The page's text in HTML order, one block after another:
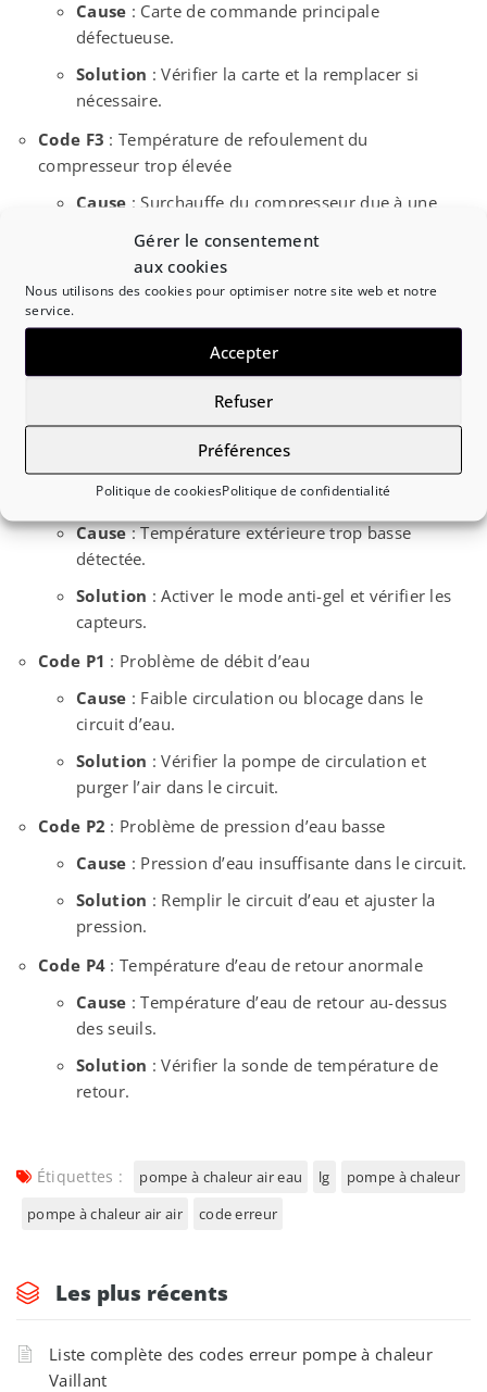
Gérer le consentement
aux cookies
Nous utilisons des cookies pour optimiser notre site web et notre
service.
Accepter
Refuser
Préférences
Politique de cookiesPolitique de confidentialité
Cause : Carte de commande principale
défectueuse.
Solution : Vérifier la carte et la remplacer si
nécessaire.
Code F3 : Température de refoulement du
compresseur trop élevée
Cause : Surchauffe du compresseur due à une
mauvaise circulation.
Solution: Vérifier la circulation d’air et les
niveaux de réfrigérant.
Code F5: Erreur de surintensité
: Surintensité dans le circuit de
Solution: Contrôler le compresseur et les
connexions électriques.
Code F8: Protection contre le gel activée
Cause: Température extérieure trop basse
détectée.
Solution : Activer le mode anti-gel et vérifier les
capteurs.
Code P1 : Problème de débit d’eau
Cause : Faible circulation ou blocage dans le
circuit d’eau.
Solution : Vérifier la pompe de circulation et
purger l’air dans le circuit.
Code P2 : Problème de pression d’eau basse
Cause : Pression d’eau insuffisante dans le circuit.
Solution : Remplir le circuit d’eau et ajuster la
pression.
Code P4 : Température d’eau de retour anormale
Cause : Température d’eau de retour au-dessus
des seuils.
Solution : Vérifier la sonde de température de
retour.
Étiquettes : pompe à chaleur air eau lg
pompe à chaleur
pompe à chaleur air air
code erreur
Les plus récents
Liste complète des codes erreur pompe à chaleur
Vaillant